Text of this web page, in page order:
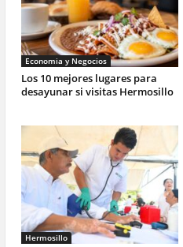
Economia y Negocios
Los 10 mejores lugares para
desayunar si visitas Hermosillo
Hermosillo